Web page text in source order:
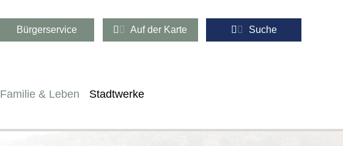
Bürgerservice Auf der Karte Suche
Familie & Leben Stadtwerke